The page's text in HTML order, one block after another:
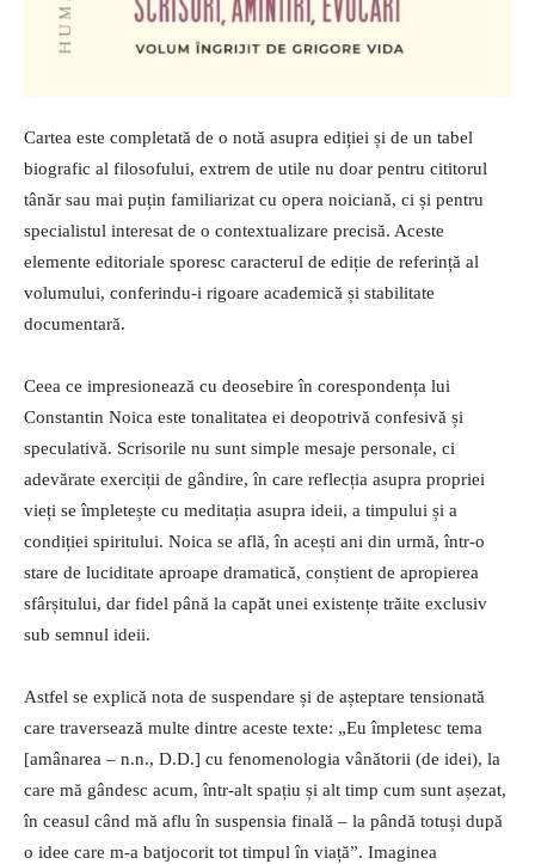
Cartea este completată de o notă asupra ediției și de un tabel
biografic al filosofului, extrem de utile nu doar pentru cititorul
tânăr sau mai puțin familiarizat cu opera noiciană, ci și pentru
specialistul interesat de o contextualizare precisă. Aceste
elemente editoriale sporesc caracterul de ediție de referință al
volumului, conferindu-i rigoare academică și stabilitate
documentară.
Ceea ce impresionează cu deosebire în corespondența lui
Constantin Noica este tonalitatea ei deopotrivă confesivă și
speculativă. Scrisorile nu sunt simple mesaje personale, ci
adevărate exerciții de gândire, în care reflecția asupra propriei
vieți se împletește cu meditația asupra ideii, a timpului și a
condiției spiritului. Noica se află, în acești ani din urmă, într-o
stare de luciditate aproape dramatică, conștient de apropierea
sfârșitului, dar fidel până la capăt unei existențe trăite exclusiv
sub semnul ideii.
Astfel se explică nota de suspendare și de așteptare tensionată
care traversează multe dintre aceste texte: „Eu împletesc tema
[amânarea – n.n., D.D.] cu fenomenologia vânătorii (de idei), la
care mă gândesc acum, într-alt spațiu și alt timp cum sunt așezat,
în ceasul când mă aflu în suspensia finală – la pândă totuși după
o idee care m-a batjocorit tot timpul în viață”. Imaginea